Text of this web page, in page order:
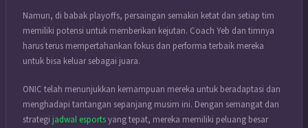
Namun, di babak playoffs, persaingan semakin ketat dan setiap tim
memiliki potensi untuk memberikan kejutan. Coach Yeb dan timnya
harus terus mempertahankan fokus dan performa terbaik mereka
untuk bisa keluar sebagai juara.
ONIC telah menunjukkan kemampuan mereka untuk beradaptasi dan
menghadapi tantangan sepanjang musim ini. Dengan semangat dan
strategi jadwal esportsyang tepat, mereka memiliki peluang besar